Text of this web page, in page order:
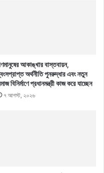
আকাঙ্খার বাস্তবায়ন,
অর্থনীতি পুনরুদ্ধার এবং নতুন
বিনির্মাণে প্রধানমন্ত্রী কাজ করে যাচ্ছেন
৭ আগস্ট, ২০২৬